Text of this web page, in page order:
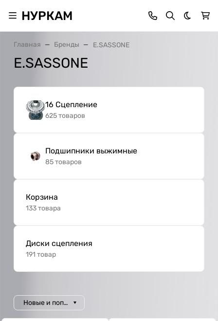
НУРКАМ Темная
Главная Бренды E.SASSONE
E.SASSONE
16 Сцепление
625 товаров
Подшипники выжимные
85 товаров
Корзина
133 товара
Диски сцепления
191 товар
Новые и популярные